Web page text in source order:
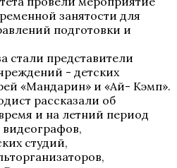
занятости для
подготовки и
стали представители
- детских
«Мандарин» и «Ай- Кэмп».
рассказали об
и на летний период
видеографов,
студий,